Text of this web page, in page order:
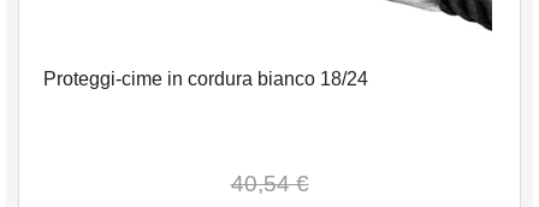
Proteggi-cime in cordura bianco 18/24
40,54 €